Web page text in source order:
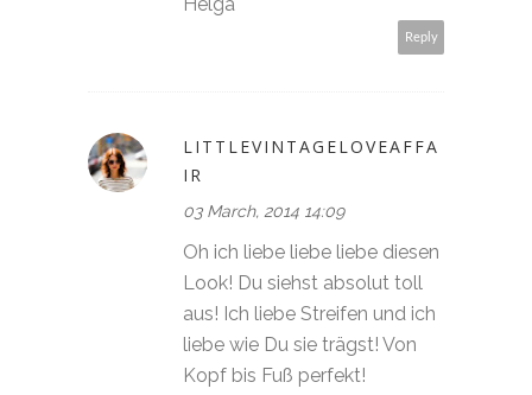
Reply
LITTLEVINTAGELOVEAFFA
IR
03 March, 2014 14:09
Oh ich liebe liebe liebe diesen
Look! Du siehst absolut toll
aus! Ich liebe Streifen und ich
liebe wie Du sie trägst! Von
Kopf bis Fuß perfekt!